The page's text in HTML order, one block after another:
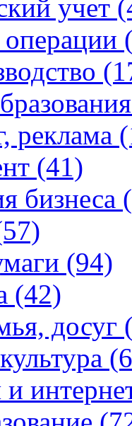
учет
реклама
(41)
бизнеса
(94)
(42)
досуг